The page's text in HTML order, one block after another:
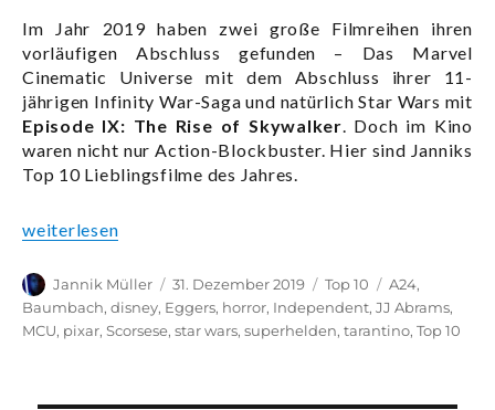
Im Jahr 2019 haben zwei große Filmreihen ihren
vorläufigen Abschluss gefunden – Das Marvel
Cinematic Universe mit dem Abschluss ihrer 11-
jährigen Infinity War-Saga und natürlich Star Wars mit
Episode IX: The Rise of Skywalker. Doch im Kino
waren nicht nur Action-Blockbuster. Hier sind Janniks
Top 10 Lieblingsfilme des Jahres.
„Janniks Lieblingsfilme des Jahres 2019“
weiterlesen
Autor
Jannik Müller
Veröffentlicht
am
31. Dezember 2019 Kategorien
Top 10 Schlagwörter
A24,
Baumbach,disney, Eggers, horror, Independent,JJ Abrams,
MCU, pixar,Scorsese,star wars,superhelden,tarantino,Top 10